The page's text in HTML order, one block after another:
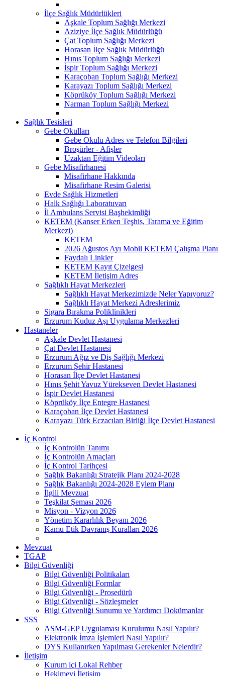
İlçe Sağlık Müdürlükleri
Aşkale Toplum Sağlığı Merkezi
Aziziye İlçe Sağlık Müdürlüğü
Çat Toplum Sağlığı Merkezi
Horasan İlçe Sağlık Müdürlüğü
Hınıs Toplum Sağlığı Merkezi
İspir Toplum Sağlığı Merkezi
Karaçoban Toplum Sağlığı Merkezi
Karayazı Toplum Sağlığı Merkezi
Köprüköy Toplum Sağlığı Merkezi
Narman Toplum Sağlığı Merkezi
Sağlık Tesisleri
Gebe Okulları
Gebe Okulu Adres ve Telefon Bilgileri
Broşürler - Afişler
Uzaktan Eğitim Videoları
Gebe Misafirhanesi
Misafirhane Hakkında
Misafirhane Resim Galerisi
Evde Sağlık Hizmetleri
Halk Sağlığı Laboratuvarı
İl Ambulans Servisi Başhekimliği
KETEM (Kanser Erken Teşhis, Tarama ve Eğitim
Merkezi)
KETEM
2026 Ağustos Ayı Mobil KETEM Çalışma Planı
Faydalı Linkler
KETEM Kayıt Çizelgesi
KETEM İletişim Adres
Sağlıklı Hayat Merkezleri
Sağlıklı Hayat Merkezimizde Neler Yapıyoruz?
Sağlıklı Hayat Merkezi Adreslerimiz
Sigara Bırakma Poliklinikleri
Erzurum Kuduz Aşı Uygulama Merkezleri
Hastaneler
Aşkale Devlet Hastanesi
Çat Devlet Hastanesi
Erzurum Ağız ve Diş Sağlığı Merkezi
Erzurum Şehir Hastanesi
Horasan İlçe Devlet Hastanesi
Hınıs Şehit Yavuz Yürekseven Devlet Hastanesi
İspir Devlet Hastanesi
Köprüköy İlçe Entegre Hastanesi
Karaçoban İlçe Devlet Hastanesi
Karayazı Türk Eczacıları Birliği İlçe Devlet Hastanesi
İç Kontrol
İç Kontrolün Tanımı
İç Kontrolün Amaçları
İç Kontrol Tarihçesi
Sağlık Bakanlığı Stratejik Planı 2024-2028
Sağlık Bakanlığı 2024-2028 Eylem Planı
İlgili Mevzuat
Teşkilat Şeması 2026
Misyon - Vizyon 2026
Yönetim Kararlılık Beyanı 2026
Kamu Etik Davranış Kuralları 2026
Mevzuat
TGAP
Bilgi Güvenliği
Bilgi Güvenliği Politikaları
Bilgi Güvenliği Formlar
Bilgi Güvenliği - Prosedürü
Bilgi Güvenliği - Sözleşmeler
Bilgi Güvenliği Sunumu ve Yardımcı Dokümanlar
SSS
ASM-GEP Uygulaması Kurulumu Nasıl Yapılır?
Elektronik İmza İşlemleri Nasıl Yapılır?
DYS Kullanırken Yapılması Gerekenler Nelerdir?
İletişim
Kurum içi Lokal Rehber
Hekimevi İletişim